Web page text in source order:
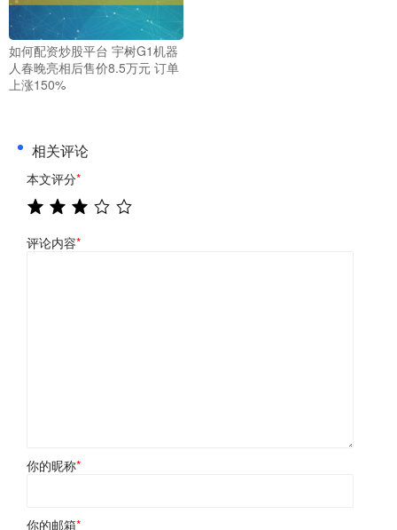
如何配资炒股平台 宇树G1机器
人春晚亮相后售价8.5万元 订单
上涨150%
相关评论
本文评分*
评论内容*
你的昵称*
你的邮箱*